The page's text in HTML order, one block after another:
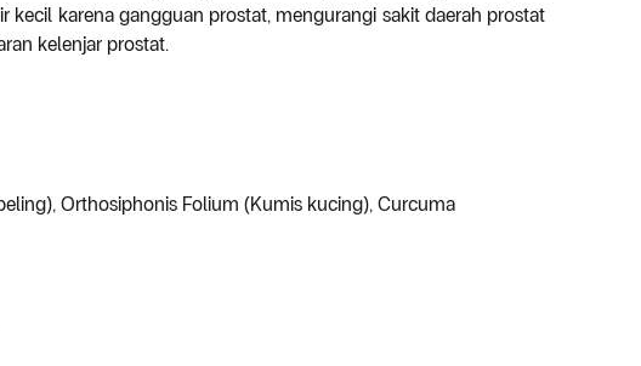
kecil karena gangguan prostat, mengurangi sakit daerah prostat
kelenjar prostat.
Orthosiphonis Folium (Kumis kucing), Curcuma